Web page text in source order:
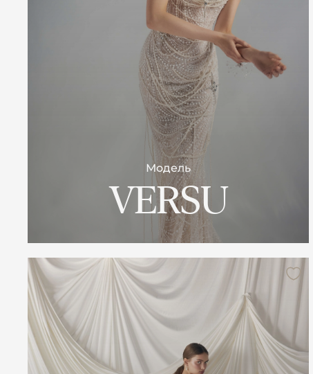
Модель
VERSU